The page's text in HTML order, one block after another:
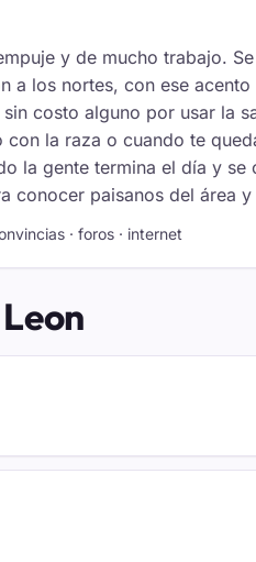
y de mucho trabajo.
a los nortes, con ese
costo alguno por usar la
la raza o cuando te
la gente termina el día y
paisanos del área
· foros · internet